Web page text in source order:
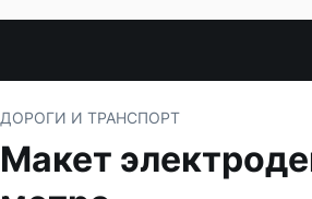
ДОРОГИ И ТРАНСПОРТ
Макет